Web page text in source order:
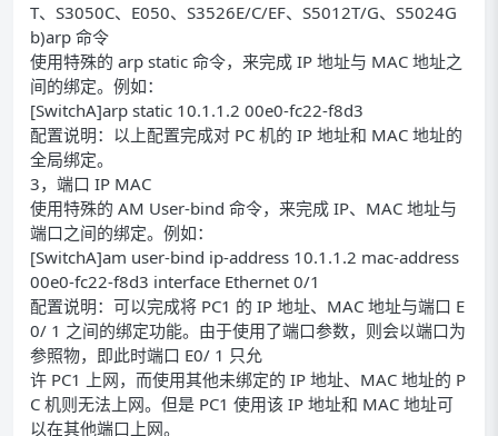
T、S3050C、E050、S3526E/C/EF、S5012T/G、S5024G
b)arp 命令
使用特殊的 arp static 命令，来完成 IP 地址与 MAC 地址之
间的绑定。例如：
[SwitchA]arp static 10.1.1.2 00e0-fc22-f8d3
配置说明：以上配置完成对 PC 机的 IP 地址和 MAC 地址的
全局绑定。
3，端口 IP MAC
使用特殊的 AM User-bind 命令，来完成 IP、MAC 地址与
端口之间的绑定。例如：
[SwitchA]am user-bind ip-address 10.1.1.2 mac-address
00e0-fc22-f8d3 interface Ethernet 0/1
配置说明：可以完成将 PC1 的 IP 地址、MAC 地址与端口 E
0/ 1 之间的绑定功能。由于使用了端口参数，则会以端口为
参照物，即此时端口 E0/ 1 只允
许 PC1 上网，而使用其他未绑定的 IP 地址、MAC 地址的 P
C 机则无法上网。但是 PC1 使用该 IP 地址和 MAC 地址可
以在其他端口上网。